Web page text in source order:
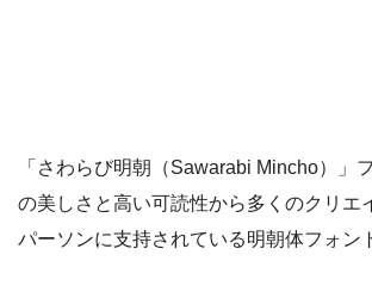
「さわらび明朝（Sawarabi Mincho）」
の美しさと高い可読性から多くのクリエ
パーソンに支持されている明朝体フォン